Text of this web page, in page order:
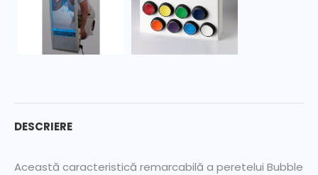
DESCRIERE
Această caracteristică remarcabilă a peretelui Bubble